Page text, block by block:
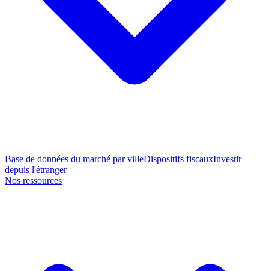
Base de données du marché par villeDispositifs fiscauxInvestir
depuis l'étranger
Nos ressources